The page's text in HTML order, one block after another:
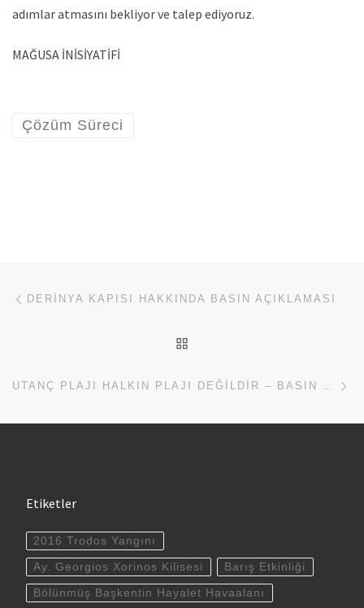
adımlar atmasını bekliyor ve talep ediyoruz.
MAĞUSA İNİSİYATİFİ
Çözüm Süreci
Yazı dolaşımı
DERINYA KAPISI HAKKINDA BASIN AÇIKLAMASI
UTANÇ PLAJI HALKIN PLAJI DEĞILDIR – BASIN AÇIKLAMASI
Etiketler
2016 Trodos Yangını
Ay. Georgios Xorinos Kilisesi Barış Etkinliği
Bölünmüş Başkentin Hayalet Havaalanı